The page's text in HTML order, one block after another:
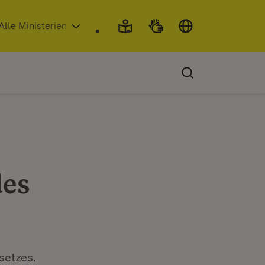
neuem Fenster)
Ministerien